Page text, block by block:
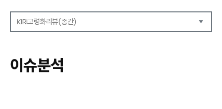
KIRI고령화리뷰(종간)
보험금융연구
KIRI 리포트
이슈분석